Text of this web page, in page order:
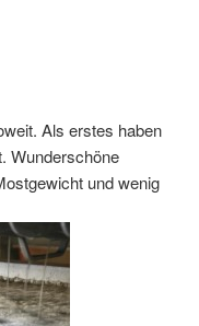
Als erstes haben
Wunderschöne
und wenig